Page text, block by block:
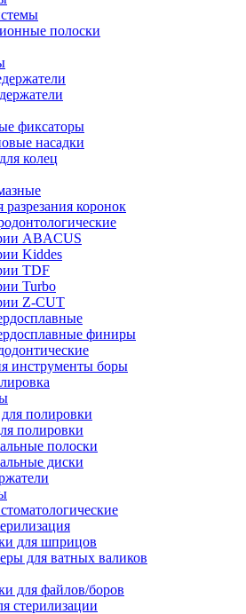
полоски
фиксаторы
насадки
колец
разрезания коронок
ABACUS
Kiddes
TDF
Turbo
Z-CUT
финиры
инструменты боры
полировки
полировки
полоски
диски
для шприцов
для ватных валиков
для файлов/боров
стерилизации